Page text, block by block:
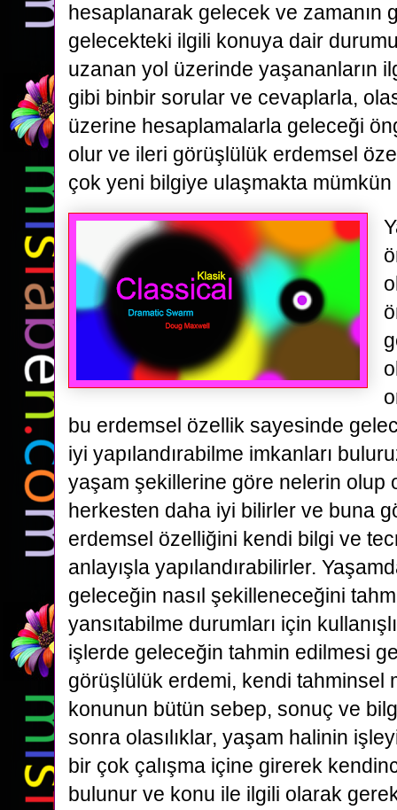
hesaplanarak gelecek ve zamanın
gelecekteki ilgili konuya dair
uzanan yol üzerinde yaşananların
gibi binbir sorular ve cevaplarla,
üzerine hesaplamalarla geleceği
olur ve ileri görüşlülük erdemsel
çok yeni bilgiye ulaşmakta
bu erdemsel özellik sayesinde
iyi yapılandırabilme imkanları
yaşam şekillerine göre nelerin olup
herkesten daha iyi bilirler ve buna
erdemsel özelliğini kendi bilgi ve
anlayışla yapılandırabilirler.
geleceğin nasıl şekilleneceğini
yansıtabilme durumları için
işlerde geleceğin tahmin edilmesi
görüşlülük erdemi, kendi tahminsel
konunun bütün sebep, sonuç ve
sonra olasılıklar, yaşam halinin
bir çok çalışma içine girerek
bulunur ve konu ile ilgili olarak